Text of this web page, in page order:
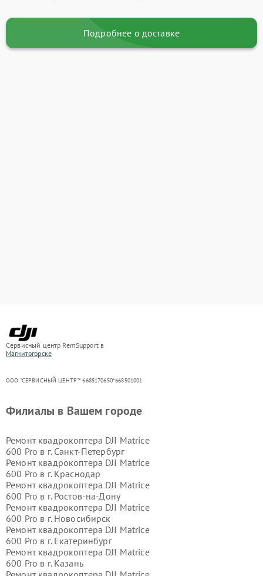
Подробнее о доставке
Сервисный центр RemSupport в
Магнитогорске
ООО "СЕРВИСНЫЙ ЦЕНТР"* 6685170650*668501001
Филиалы в Вашем городе
Ремонт квадрокоптера DJI Matrice
600 Pro в г. Санкт-Петербург
Ремонт квадрокоптера DJI Matrice
600 Pro в г. Краснодар
Ремонт квадрокоптера DJI Matrice
600 Pro в г. Ростов-на-Дону
Ремонт квадрокоптера DJI Matrice
600 Pro в г. Новосибирск
Ремонт квадрокоптера DJI Matrice
600 Pro в г. Екатеринбург
Ремонт квадрокоптера DJI Matrice
600 Pro в г. Казань